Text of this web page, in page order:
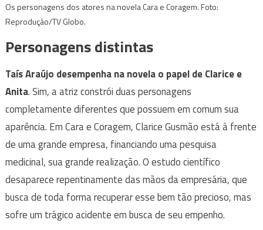
Os personagens dos atores na novela Cara e Coragem. Foto:
Reprodução/TV Globo.
Personagens distintas
Taís Araújo desempenha na novela o papel de Clarice e
Anita. Sim, a atriz constrói duas personagens
completamente diferentes que possuem em comum sua
aparência. Em Cara e Coragem, Clarice Gusmão está à frente
de uma grande empresa, financiando uma pesquisa
medicinal, sua grande realização. O estudo científico
desaparece repentinamente das mãos da empresária, que
busca de toda forma recuperar esse bem tão precioso, mas
sofre um trágico acidente em busca de seu empenho.